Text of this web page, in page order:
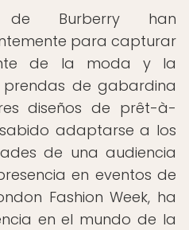
de Burberry han
para capturar
de la moda y la
prendas de gabardina
diseños de prêt-à-
adaptarse a los
de una audiencia
en eventos de
Fashion Week, ha
en el mundo de la